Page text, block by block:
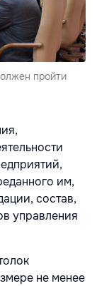
пройти
им,
состав,
управления
не менее